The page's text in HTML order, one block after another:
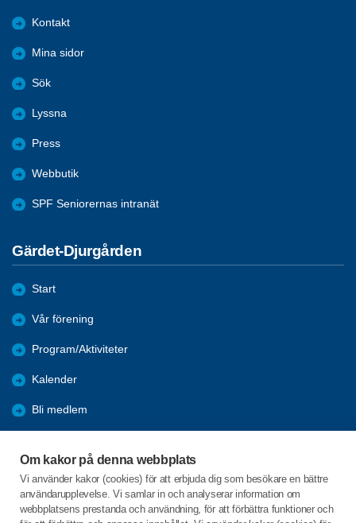
Om kakor på denna webbplats
Vi använder kakor (cookies) för att erbjuda dig som besökare en bättre
användarupplevelse. Vi samlar in och analyserar information om
webbplatsens prestanda och användning, för att förbättra funktioner och
Kontakt
Mina sidor
Sök
Lyssna
Press
Webbutik
SPF Seniorernas intranät
Gärdet-Djurgården
Start
Vår förening
Program/Aktiviteter
Kalender
Bli medlem
Pensionärsrådet
Övrig information